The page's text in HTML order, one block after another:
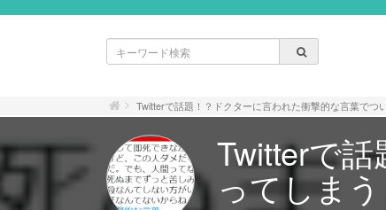
Twitterで話題！？ドクターに言われた衝撃的な言葉でつ
Twitterで
ってしま